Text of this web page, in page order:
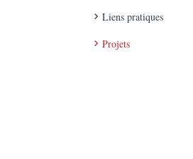
Liens pratiques
Projets